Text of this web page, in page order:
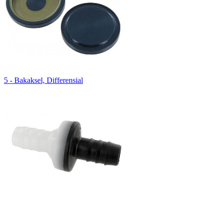
5 - Bakaksel, Differensial